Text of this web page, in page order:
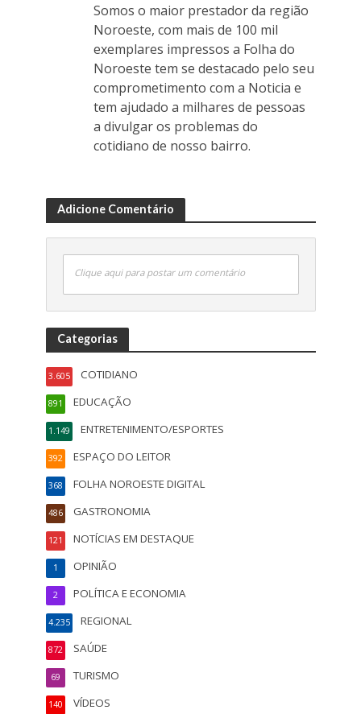
Somos o maior prestador da região
Noroeste, com mais de 100 mil
exemplares impressos a Folha do
Noroeste tem se destacado pelo seu
comprometimento com a Noticia e
tem ajudado a milhares de pessoas
a divulgar os problemas do
cotidiano de nosso bairro.
Adicione Comentário
Clique aqui para postar um comentário
Categorias
COTIDIANO
3.605
EDUCAÇÃO
891
ENTRETENIMENTO/ESPORTES
1.149
ESPAÇO DO LEITOR
392
FOLHA NOROESTE DIGITAL
368
GASTRONOMIA
486
NOTÍCIAS EM DESTAQUE
121
OPINIÃO
1
POLÍTICA E ECONOMIA
2
REGIONAL
4.235
SAÚDE
872
TURISMO
69
VÍDEOS
140